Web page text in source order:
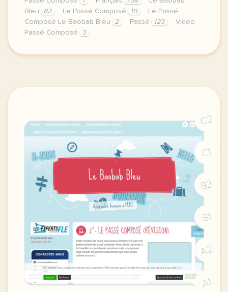
Bleu
82 Le Passé Composé 19
Le Passé
Composé Le Baobab Bleu
2 Passé 123
Vidéo
Passé Composé
3
image pixabay comcette derniere semaine de
C2
C1
B2
B1
A2
A1